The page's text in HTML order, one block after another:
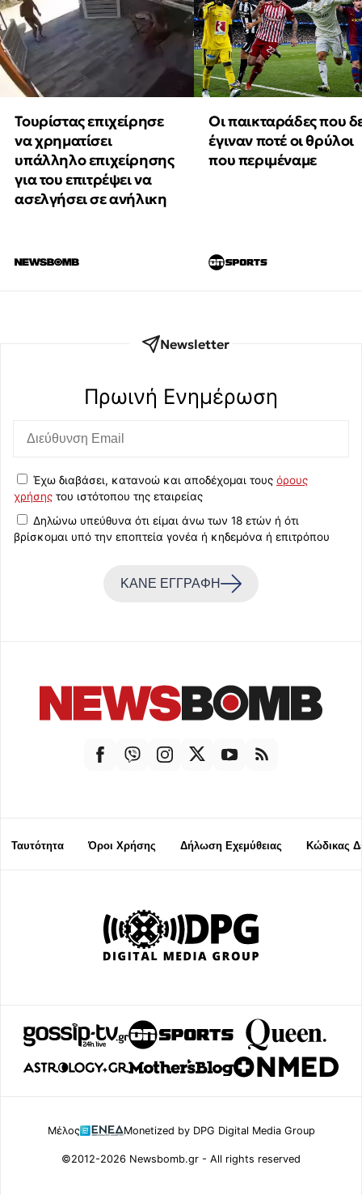
Τουρίστας επιχείρησε
να χρηματίσει
υπάλληλο επιχείρησης
για του επιτρέψει να
ασελγήσει σε ανήλικη
Οι παικταράδες που
έγιναν ποτέ οι θρύλοι
που περιμέναμε
Newsletter
Πρωινή Eνημέρωση
Έχω διαβάσει, κατανοώ και αποδέχομαι τους όρους
χρήσης του ιστότοπου της εταιρείας
Δηλώνω υπεύθυνα ότι είμαι άνω των 18 ετών ή ότι
βρίσκομαι υπό την εποπτεία γονέα ή κηδεμόνα ή επιτρόπου
ΚΑΝΕ ΕΓΓΡΑΦΗ
Ταυτότητα Όροι Χρήσης Δήλωση Εχεμύθειας Κώδικας
Μέλος Monetized by DPG Digital Media Group
©2012-2026 Newsbomb.gr - All rights reserved